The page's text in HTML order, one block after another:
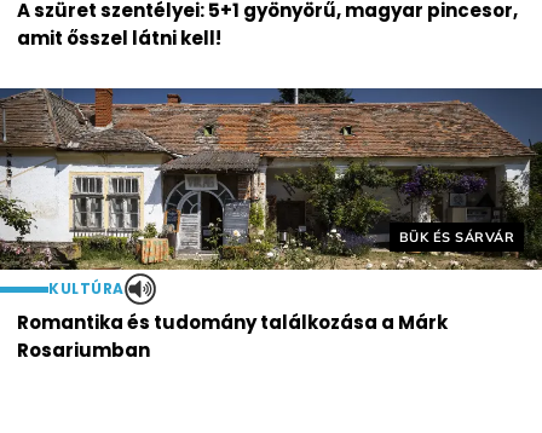
A szüret szentélyei: 5+1 gyönyörű, magyar pincesor,
amit ősszel látni kell!
Helyszín címkék:
BÜK ÉS SÁRVÁR
KULTÚRA
Romantika és tudomány találkozása a Márk
Rosariumban